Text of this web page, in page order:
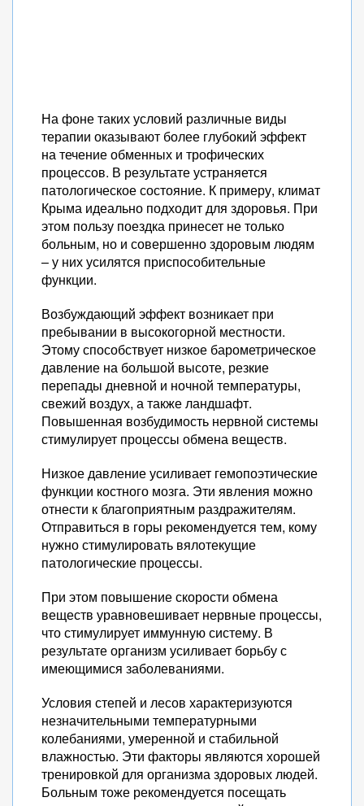
На фоне таких условий различные виды
терапии оказывают более глубокий эффект
на течение обменных и трофических
процессов. В результате устраняется
патологическое состояние. К примеру, климат
Крыма идеально подходит для здоровья. При
этом пользу поездка принесет не только
больным, но и совершенно здоровым людям
– у них усилятся приспособительные
функции.
Возбуждающий эффект возникает при
пребывании в высокогорной местности.
Этому способствует низкое барометрическое
давление на большой высоте, резкие
перепады дневной и ночной температуры,
свежий воздух, а также ландшафт.
Повышенная возбудимость нервной системы
стимулирует процессы обмена веществ.
Низкое давление усиливает гемопоэтические
функции костного мозга. Эти явления можно
отнести к благоприятным раздражителям.
Отправиться в горы рекомендуется тем, кому
нужно стимулировать вялотекущие
патологические процессы.
При этом повышение скорости обмена
веществ уравновешивает нервные процессы,
что стимулирует иммунную систему. В
результате организм усиливает борьбу с
имеющимися заболеваниями.
Условия степей и лесов характеризуются
незначительными температурными
колебаниями, умеренной и стабильной
влажностью. Эти факторы являются хорошей
тренировкой для организма здоровых людей.
Больным тоже рекомендуется посещать